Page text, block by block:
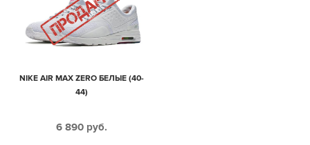
NIKE AIR MAX ZERO БЕЛЫЕ (40-
44)
6 890 руб.